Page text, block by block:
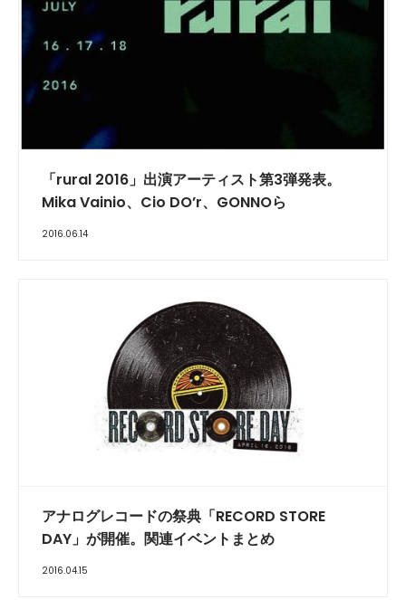
「rural 2016」出演アーティスト第3弾発表。
Mika Vainio、Cio DO’r、GONNOら
2016.06.14
アナログレコードの祭典「RECORD STORE
DAY」が開催。関連イベントまとめ
2016.04.15